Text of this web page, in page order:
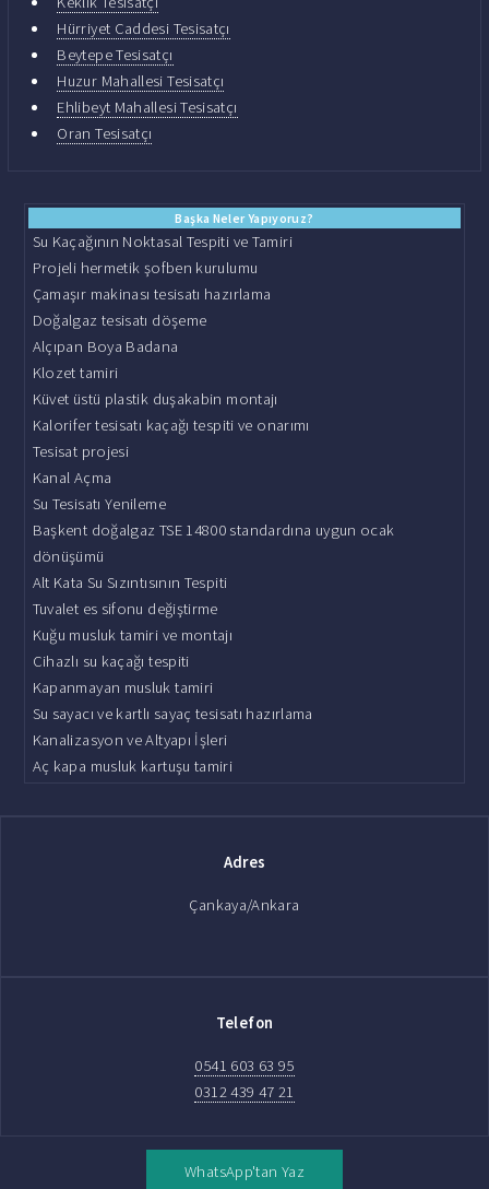
Hürriyet Caddesi Tesisatçı
Beytepe Tesisatçı
Huzur Mahallesi Tesisatçı
Ehlibeyt Mahallesi Tesisatçı
Oran Tesisatçı
Başka Neler Yapıyoruz?
Su Kaçağının Noktasal Tespiti ve Tamiri
Projeli hermetik şofben kurulumu
Çamaşır makinası tesisatı hazırlama
Doğalgaz tesisatı döşeme
Alçıpan Boya Badana
Klozet tamiri
Küvet üstü plastik duşakabin montajı
Kalorifer tesisatı kaçağı tespiti ve onarımı
Tesisat projesi
Kanal Açma
Su Tesisatı Yenileme
Başkent doğalgaz TSE 14800 standardına uygun ocak
dönüşümü
Alt Kata Su Sızıntısının Tespiti
Tuvalet es sifonu değiştirme
Kuğu musluk tamiri ve montajı
Cihazlı su kaçağı tespiti
Kapanmayan musluk tamiri
Su sayacı ve kartlı sayaç tesisatı hazırlama
Kanalizasyon ve Altyapı İşleri
Aç kapa musluk kartuşu tamiri
Adres
Çankaya/Ankara
Telefon
0541 603 63 95
0312 439 47 21
WhatsApp'tan Yaz